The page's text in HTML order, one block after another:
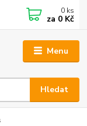
Menu
Hledat
0 ks
za 0 Kč